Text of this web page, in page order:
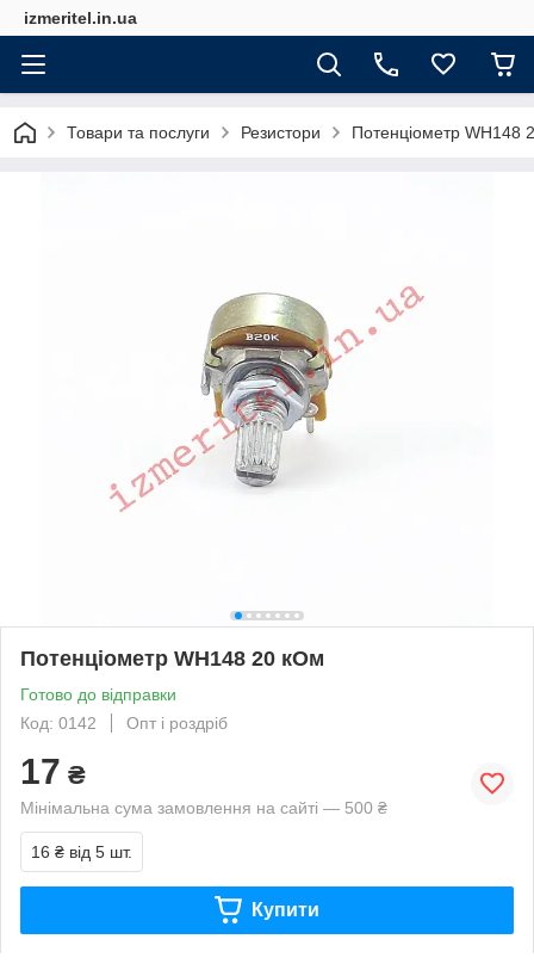
izmeritel.in.ua
Товари та послуги Резистори Потенціометр WH148
Потенціометр WH148 20 кОм
Готово до відправки
Код: 0142
Опт і роздріб
17 ₴
Мінімальна сума замовлення на сайті — 500 ₴
16 ₴ від 5 шт.
Купити